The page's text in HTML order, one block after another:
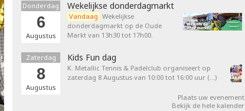
Donderdag
6
Augustus
Wekelijkse donderdagmarkt
Vandaag Wekelijkse
donderdagmarkt op de Oude
Markt van 13h30 tot 17h00.
Zaterdag
8
Augustus
Kids Fun dag
K. Metallic Tennis & Padelclub organiseert op
zaterdag 8 Augustus van 10:00 tot 16:00 uur (…)
Plaats uw evenement
Bekijk de hele kalender